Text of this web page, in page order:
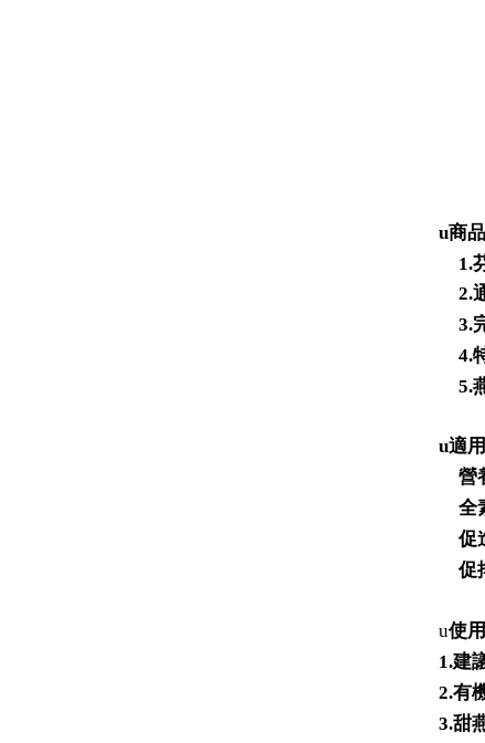
u商
1.
2.
3.
4.
5.
u適
營
全
促
促
u使
1.建
2.有
3.甜